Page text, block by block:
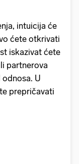
intuicija će
ćete otkrivati
iskazivat ćete
partnerova
U
prepričavati